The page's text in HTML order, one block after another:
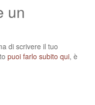
un
di scrivere il tuo
puoi farlo subito qui, è